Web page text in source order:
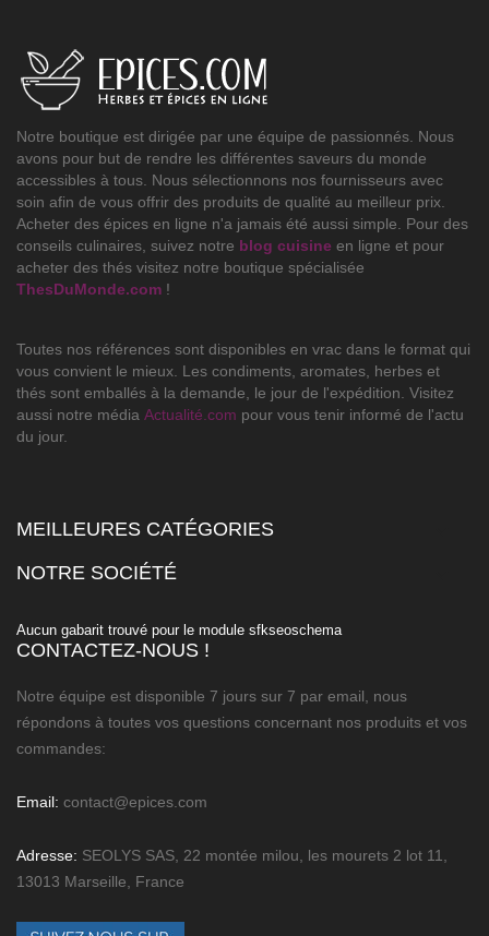
Notre boutique est dirigée par une équipe de passionnés. Nous
avons pour but de rendre les différentes saveurs du monde
accessibles à tous. Nous sélectionnons nos fournisseurs avec
soin afin de vous offrir des produits de qualité au meilleur prix.
Acheter des épices en ligne n'a jamais été aussi simple. Pour des
conseils culinaires, suivez notre blog cuisine en ligne et pour
acheter des thés visitez notre boutique spécialisée
ThesDuMonde.com !
Toutes nos références sont disponibles en vrac dans le format qui
vous convient le mieux. Les condiments, aromates, herbes et
thés sont emballés à la demande, le jour de l'expédition. Visitez
aussi notre média Actualité.com pour vous tenir informé de l'actu
du jour.
MEILLEURES CATÉGORIES
NOTRE SOCIÉTÉ
Aucun gabarit trouvé pour le module sfkseoschema
CONTACTEZ-NOUS !
Notre équipe est disponible 7 jours sur 7 par email, nous
répondons à toutes vos questions concernant nos produits et vos
commandes:
Email: contact@epices.com
Adresse: SEOLYS SAS, 22 montée milou, les mourets 2 lot 11,
13013 Marseille, France